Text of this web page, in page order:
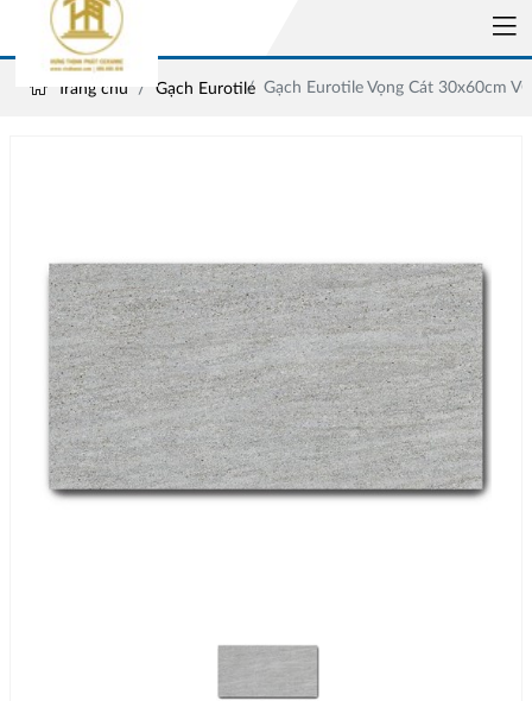
Trang chủ Gạch Eurotile Gạch Eurotile Vọng Cát 30x60cm